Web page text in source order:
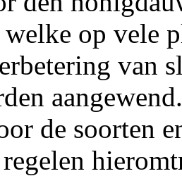
welke op vele
van
de soorten